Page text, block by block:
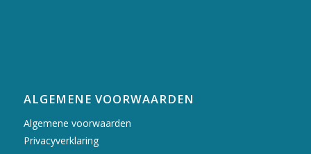
ALGEMENE VOORWAARDEN
Algemene voorwaarden
Privacyverklaring